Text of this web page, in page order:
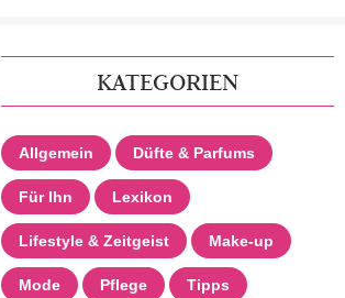
KATEGORIEN
Allgemein Düfte & Parfums
Für Ihn Lexikon
Lifestyle & Zeitgeist Make-up
Mode Pflege Tipps